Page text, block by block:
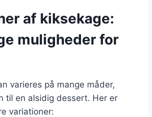
af kiksekage:
muligheder for
varieres på mange måder,
til en alsidig dessert. Her er
variationer: